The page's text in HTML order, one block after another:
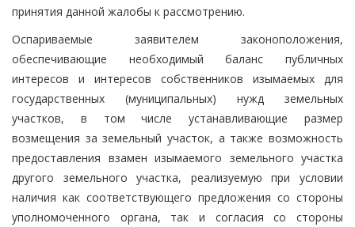
принятия данной жалобы к рассмотрению.
Оспариваемые заявителем законоположения,
обеспечивающие необходимый баланс публичных
интересов и интересов собственников изымаемых для
государственных (муниципальных) нужд земельных
участков, в том числе устанавливающие размер
возмещения за земельный участок, а также возможность
предоставления взамен изымаемого земельного участка
другого земельного участка, реализуемую при условии
наличия как соответствующего предложения со стороны
уполномоченного органа, так и согласия со стороны